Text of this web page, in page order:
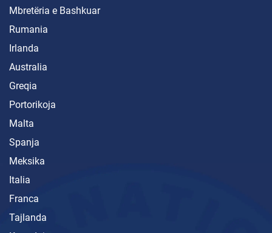
Mbretëria e Bashkuar
Rumania
Irlanda
Australia
Greqia
Portorikoja
Malta
Spanja
Meksika
Italia
Franca
Tajlanda